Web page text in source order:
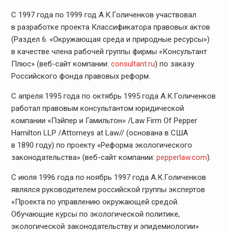
С 1997 года по 1999 год А.К.Голиченков участвовал
в разработке проекта Классификатора правовых актов
(Раздел 6. «Окружающая среда и природные ресурсы»)
в качестве члена рабочей группы фирмы «Консультант
Плюс» (веб-сайт компании: consultant.ru) по заказу
Российского фонда правовых реформ.
С апреля 1995 года по октябрь 1995 года А.К.Голиченков
работал правовым консультантом юридической
компании «Пэйпер и Гамильтон» /Law Firm Of Pepper
Hamilton LLP /Attorneys at Law// (основана в США
в 1890 году) по проекту «Реформа экологического
законодательства» (веб-сайт компании: pepperlaw.com).
С июля 1996 года по ноябрь 1997 года А.К.Голиченков
являлся руководителем российской группы экспертов
«Проекта по управлению окружающей средой.
Обучающие курсы по экологической политике,
экологической законодательству и эпидемиологии»